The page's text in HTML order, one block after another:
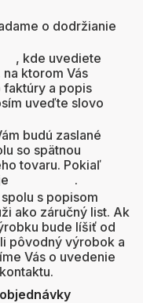
o dodržianie
kde uvediete
ktorom Vás
a popis
uveďte slovo
budú zaslané
so spätnou
tovaru. Pokiaľ
je .
s popisom
ako záručný list. Ak
bude líšiť od
pôvodný výrobok a
Vás o uvedenie